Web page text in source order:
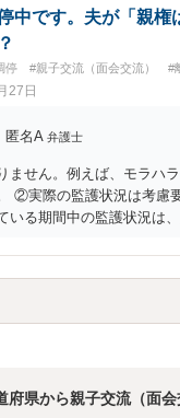
中です。夫が「親権
停 #親子交流（面会交流） #
27日
匿名A 弁護士
ません。例えば、モラハ
②実際の監護状況は考慮
いる期間中の監護状況は
ょう。ただ、本案の前に
）事案もあります。弁護
府県から親子交流（面